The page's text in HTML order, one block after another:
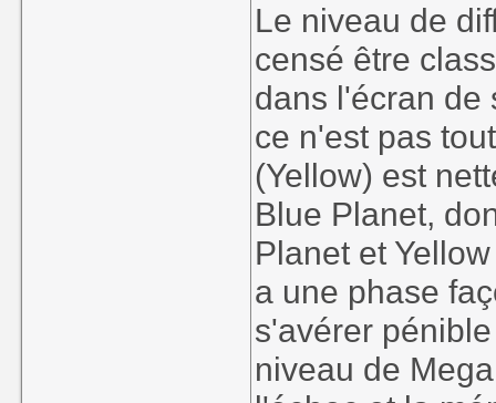
Le niveau de
censé être
dans l'écran de
ce n'est pas
(Yellow) est
Blue Planet,
Planet et
a une phase
s'avérer
niveau de